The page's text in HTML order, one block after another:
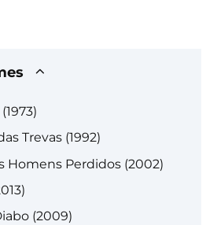
Trevas (1992)
Homens Perdidos (2002)
(2009)